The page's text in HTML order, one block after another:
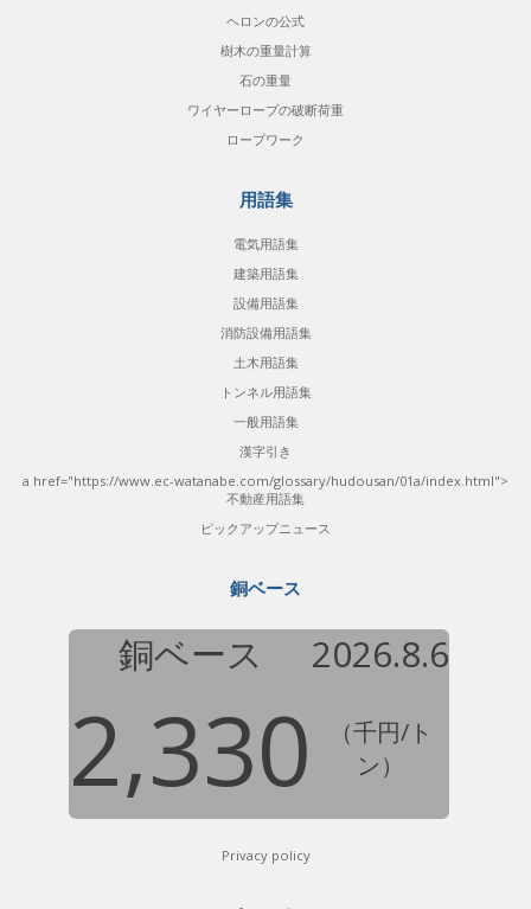
ヘロンの公式
樹木の重量計算
石の重量
ワイヤーロープの破断荷重
ロープワーク
用語集
電気用語集
建築用語集
設備用語集
消防設備用語集
土木用語集
トンネル用語集
一般用語集
漢字引き
a href="https://www.ec-watanabe.com/glossary/hudousan/01a/index.html">
不動産用語集
ピックアップニュース
銅ベース
銅ベース 2026.8.6
2,330
（千円/ト
ン）
Privacy policy